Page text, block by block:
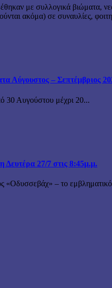
με συλλογικά βιώματα,
ακόμα) σε συναυλίες,
– Σεπτέμβριος
30 Αυγούστου μέχρι 20...
27/7 στις 8:45μ.μ.
– το εμβληματικό